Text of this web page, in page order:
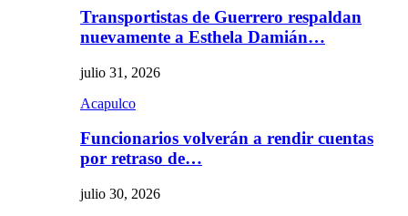
Transportistas de Guerrero respaldan
nuevamente a Esthela Damián…
julio 31, 2026
Acapulco
Funcionarios volverán a rendir cuentas
por retraso de…
julio 30, 2026